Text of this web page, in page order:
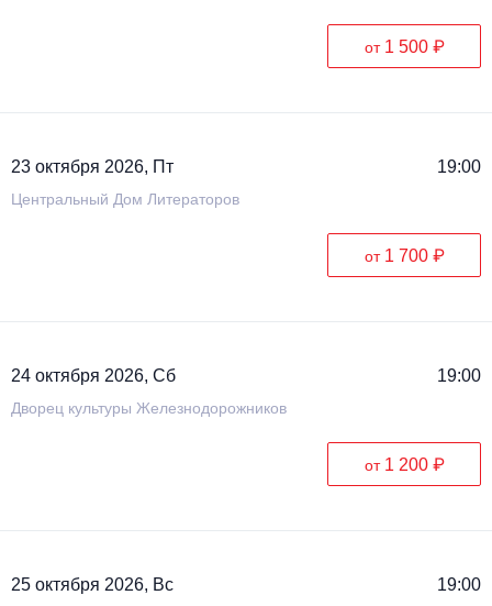
от 1 500 ₽
23 октября 2026, Пт 19:00
Центральный Дом Литераторов
от 1 700 ₽
24 октября 2026, Сб 19:00
Дворец культуры Железнодорожников
от 1 200 ₽
25 октября 2026, Вс 19:00